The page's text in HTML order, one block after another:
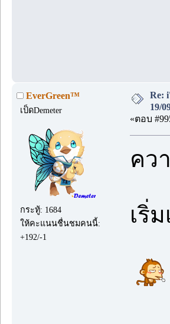
EverGreen™
เป็ดDemeter
กระทู้: 1684
ให้คะแนนชื่นชมคนนี้:
+192/-1
Re:
19/
«ตอบ
คว
เริ่